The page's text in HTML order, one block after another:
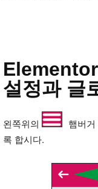
설정과 글
왼쪽위의
햄버
록 합시다.